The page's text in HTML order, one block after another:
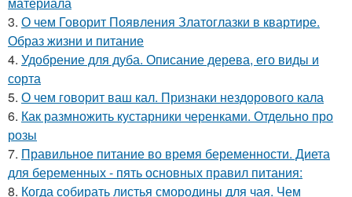
3. О чем Говорит Появления Златоглазки в квартире.
Образ жизни и питание
4. Удобрение для дуба. Описание дерева, его виды и
сорта
5. О чем говорит ваш кал. Признаки нездорового кала
6. Как размножить кустарники черенками. Отдельно про
розы
7. Правильное питание во время беременности. Диета
для беременных - пять основных правил питания:
8. Когда собирать листья смородины для чая. Чем